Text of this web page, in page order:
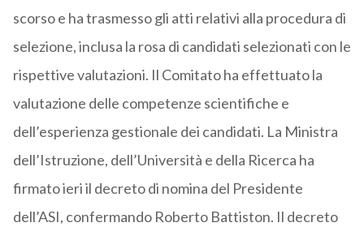
scorso e ha trasmesso gli atti relativi alla procedura di
selezione, inclusa la rosa di candidati selezionati con le
rispettive valutazioni. Il Comitato ha effettuato la
valutazione delle competenze scientifiche e
dell’esperienza gestionale dei candidati. La Ministra
dell’Istruzione, dell’Università e della Ricerca ha
firmato ieri il decreto di nomina del Presidente
dell’ASI, confermando Roberto Battiston. Il decreto